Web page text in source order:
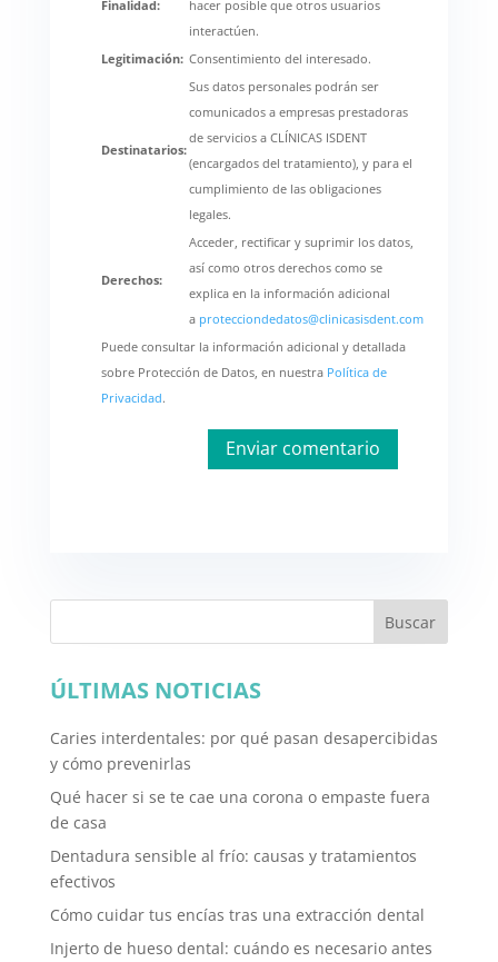
Finalidad:
hacer posible que otros usuarios
interactúen.
Legitimación: Consentimiento del interesado.
Destinatarios:
Sus datos personales podrán ser
comunicados a empresas prestadoras
de servicios a CLÍNICAS ISDENT
(encargados del tratamiento), y para el
cumplimiento de las obligaciones
legales.
Derechos:
Acceder, rectificar y suprimir los datos,
así como otros derechos como se
explica en la información adicional
a protecciondedatos@clinicasisdent.com
Puede consultar la información adicional y detallada
sobre Protección de Datos, en nuestra Política de
Privacidad.
Buscar
ÚLTIMAS NOTICIAS
Caries interdentales: por qué pasan desapercibidas
y cómo prevenirlas
Qué hacer si se te cae una corona o empaste fuera
de casa
Dentadura sensible al frío: causas y tratamientos
efectivos
Cómo cuidar tus encías tras una extracción dental
Injerto de hueso dental: cuándo es necesario antes